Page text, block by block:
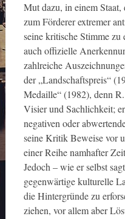
Mut dazu, in einem
zum Förderer extremer
seine kritische Stimme zu
auch offizielle
zahlreiche
der „Landschaftspreis“
Medaille“ (1982), denn
Visier und Sachlichkeit;
negativen oder
seine Kritik Beweise vor
einer Reihe namhafter
Jedoch – wie er selbst
gegenwärtige kulturelle
die Hintergründe zu
ziehen, vor allem aber